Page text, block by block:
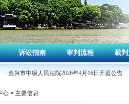
诉讼指南 审判流程 裁
嘉兴市中级人民法院2026年4月16日开庭公告 ·
心 > 主要信息